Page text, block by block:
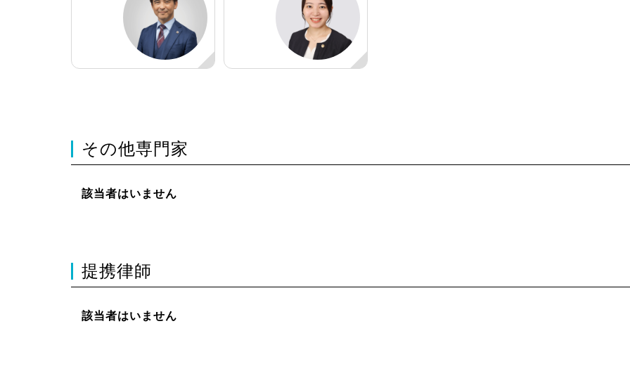
その他専門家
該当者はいません
提携律師
該当者はいません